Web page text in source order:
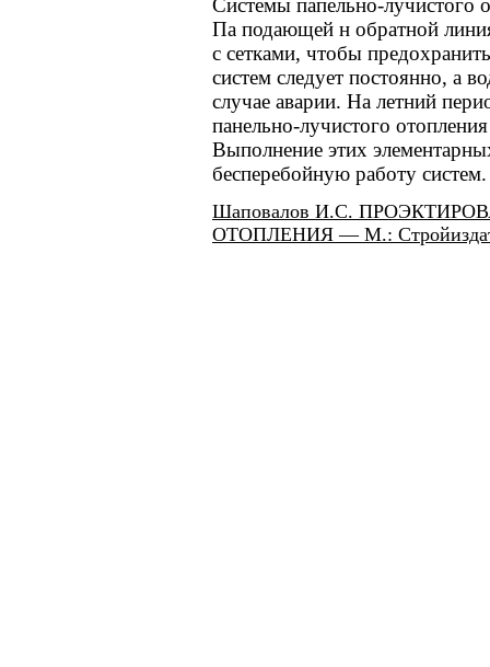
Системы папельно-лучистого
Па подающей н обратной
с сетками, чтобы
систем следует постоянно, а
случае аварии. На летний
панельно-лучистого
Выполнение этих
бесперебойную работу систем.
Шаповалов И.С.
ОТОПЛЕНИЯ — М.: